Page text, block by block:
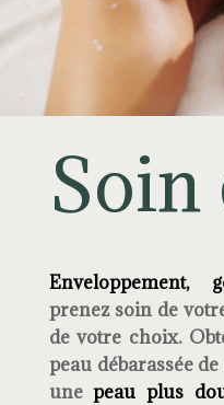
Soin
Enveloppement,
prenez soin de
de votre choix.
peau débarassée
unepeau plus